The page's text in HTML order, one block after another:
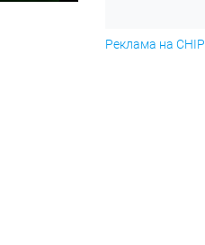
Реклама на CHIP